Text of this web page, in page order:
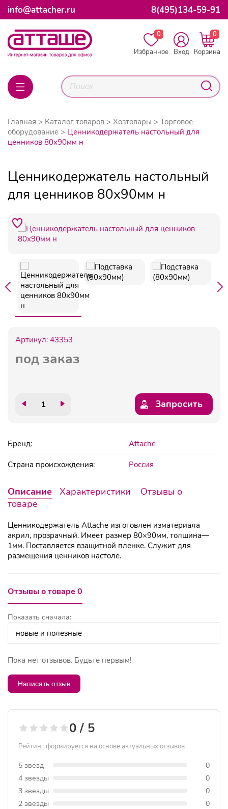
info@attacher.ru 8(495)134-59-91
0
Избранное
Вход
0
Корзина
Главная Каталог товаров Хозтовары
Торговое
оборудование
Ценникодержатель настольный для
ценников 80х90мм н
Ценникодержатель настольный
для ценников 80х90мм н
Артикул: 43353
под заказ
Запросить
Бренд: Attache
Страна происхождения: Россия
Описание Характеристики
Отзывы о
товаре
Ценникодержатель Attache изготовлен изматериала
акрил, прозрачный. Имеет размер 80×90мм, толщина—
1мм. Поставляется взащитной пленке. Служит для
размещения ценников настоле.
Отзывы о товаре 0
Показать сначала:
Пока нет отзывов. Будьте первым!
Написать отзыв
0 / 5
Рейтинг формируется на основе актуальных отзывов
5 звёзд
0
4 звезды
0
3 звезды
0
2 звезды
0